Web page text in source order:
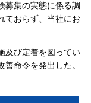
募集の実態に係る調
ておらず、当社にお
及び定着を図ってい
命令を発出した。